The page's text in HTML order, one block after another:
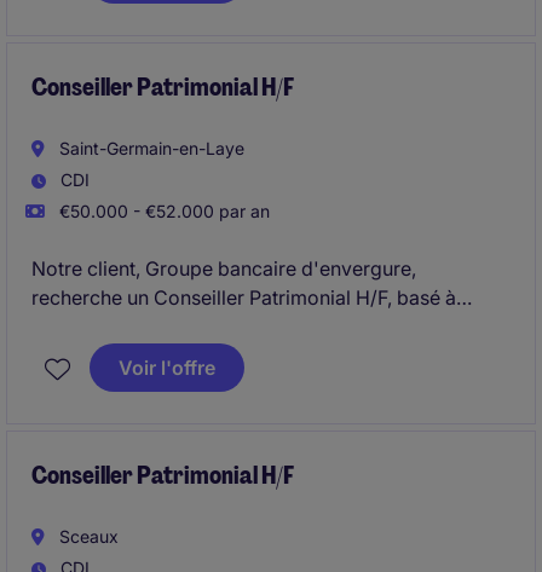
Conseiller Patrimonial H/F
Saint-Germain-en-Laye
CDI
€50.000 - €52.000 par an
Notre client, Groupe bancaire d'envergure,
recherche un Conseiller Patrimonial H/F, basé à
Voir l'offre
Conseiller Patrimonial H/F
Sceaux
CDI